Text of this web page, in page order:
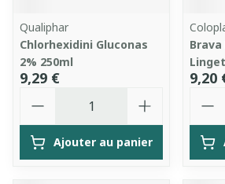
Qualiphar
Chlorhexidini Gluconas
2% 250ml
9,29 €
Ajouter au panier
9,20